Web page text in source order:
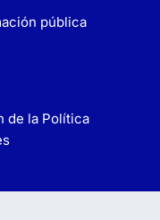
pública
de la Política